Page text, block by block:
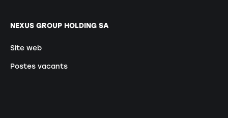
NEXUS GROUP HOLDING SA
Site web
Postes vacants